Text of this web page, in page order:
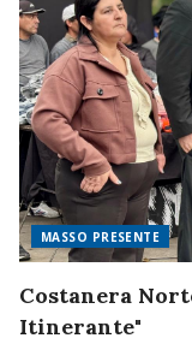
MASSO PRESENTE
Costanera
Itinerante"